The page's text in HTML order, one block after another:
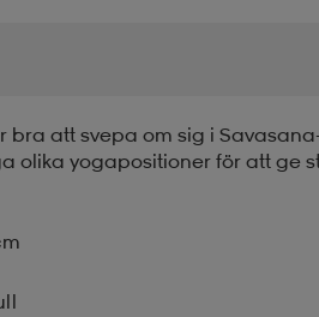
bra att svepa om sig i
olika yogapositioner för att ge